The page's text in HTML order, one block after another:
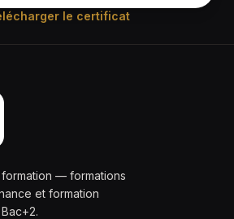
le certificat
formation — formations
et formation